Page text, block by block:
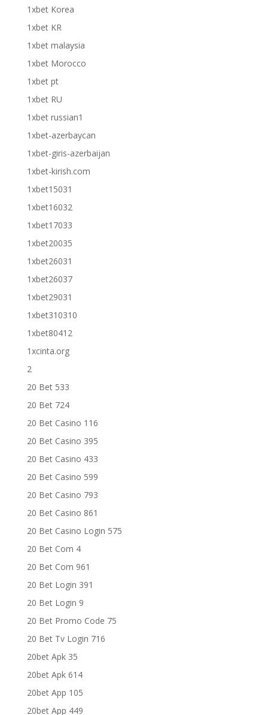
1xbet Korea
1xbet KR
1xbet malaysia
1xbet Morocco
1xbet pt
1xbet RU
1xbet russian1
1xbet-azerbaycan
1xbet-giris-azerbaijan
1xbet-kirish.com
1xbet15031
1xbet16032
1xbet17033
1xbet20035
1xbet26031
1xbet26037
1xbet29031
1xbet310310
1xbet80412
1xcinta.org
2
20 Bet 533
20 Bet 724
20 Bet Casino 116
20 Bet Casino 395
20 Bet Casino 433
20 Bet Casino 599
20 Bet Casino 793
20 Bet Casino 861
20 Bet Casino Login 575
20 Bet Com 4
20 Bet Com 961
20 Bet Login 391
20 Bet Login 9
20 Bet Promo Code 75
20 Bet Tv Login 716
20bet Apk 35
20bet Apk 614
20bet App 105
20bet App 449